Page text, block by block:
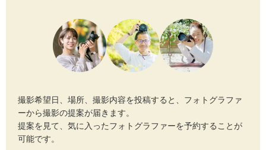
撮影希望日、場所、撮影内容を投稿すると、フォトグラファ
ーから撮影の提案が届きます。
提案を見て、気に入ったフォトグラファーを予約することが
可能です。